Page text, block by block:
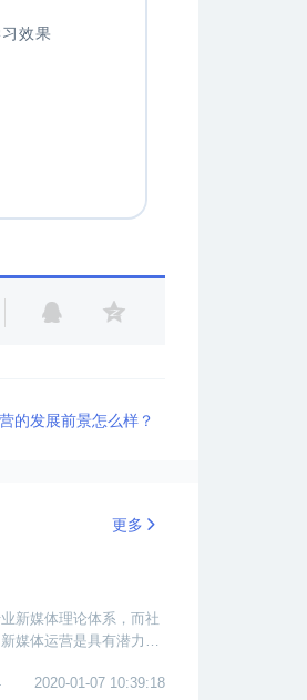
效果
的发展前景怎么样？
更多
新媒体理论体系，而社
媒体运营是具有潜力的
2020-01-07 10:39:18